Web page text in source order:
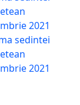
2021
sedintei
2021